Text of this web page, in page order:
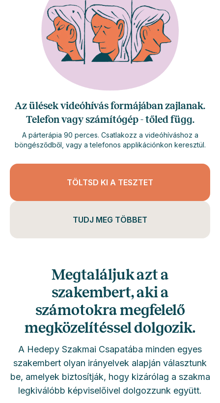
Az ülések videóhívás formájában zajlanak.
Telefon vagy számítógép - tőled függ.
A párterápia 90 perces. Csatlakozz a videóhíváshoz a
böngésződből, vagy a telefonos applikációnkon keresztül.
TÖLTSD KI A TESZTET
TUDJ MEG TÖBBET
Megtaláljuk azt a
szakembert, aki a
számotokra megfelelő
megközelítéssel dolgozik.
A Hedepy Szakmai Csapatába minden egyes
szakembert olyan irányelvek alapján választunk
be, amelyek biztosítják, hogy kizárólag a szakma
legkiválóbb képviselőivel dolgozzunk együtt.